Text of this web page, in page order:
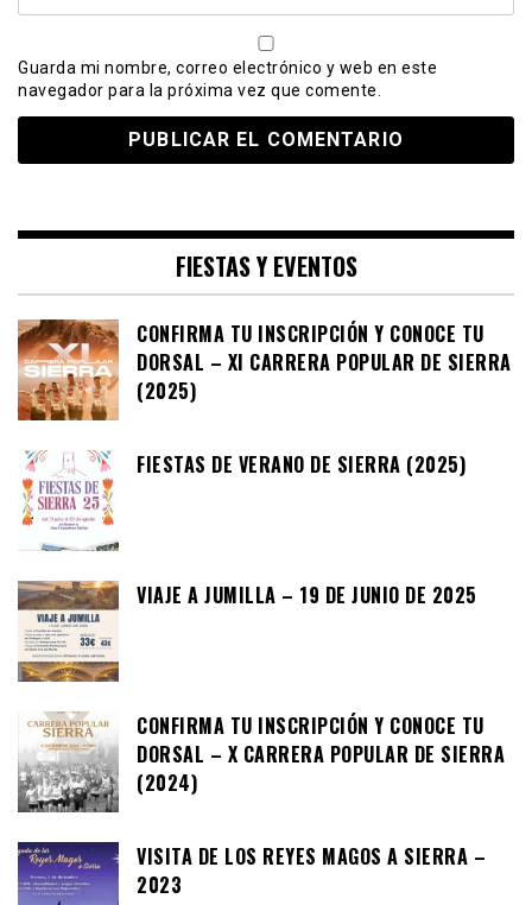
Guarda mi nombre, correo electrónico y web en este
navegador para la próxima vez que comente.
FIESTAS Y EVENTOS
CONFIRMA TU INSCRIPCIÓN Y CONOCE TU
DORSAL – XI CARRERA POPULAR DE SIERRA
(2025)
FIESTAS DE VERANO DE SIERRA (2025)
VIAJE A JUMILLA – 19 DE JUNIO DE 2025
CONFIRMA TU INSCRIPCIÓN Y CONOCE TU
DORSAL – X CARRERA POPULAR DE SIERRA
(2024)
VISITA DE LOS REYES MAGOS A SIERRA –
2023